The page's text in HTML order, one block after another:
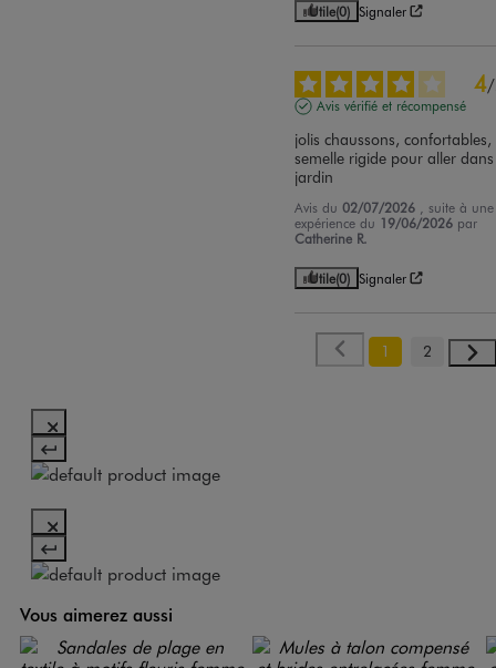
Utile(0) Signaler
4/
Avis vérifié et récompensé
jolis chaussons, confortables,
semelle rigide pour aller
jardin
Avis du02/07/2026
, suite à une
expérience du 19/06/2026 par
Catherine R.
Utile(0) Signaler
1 2
Vous aimerez aussi